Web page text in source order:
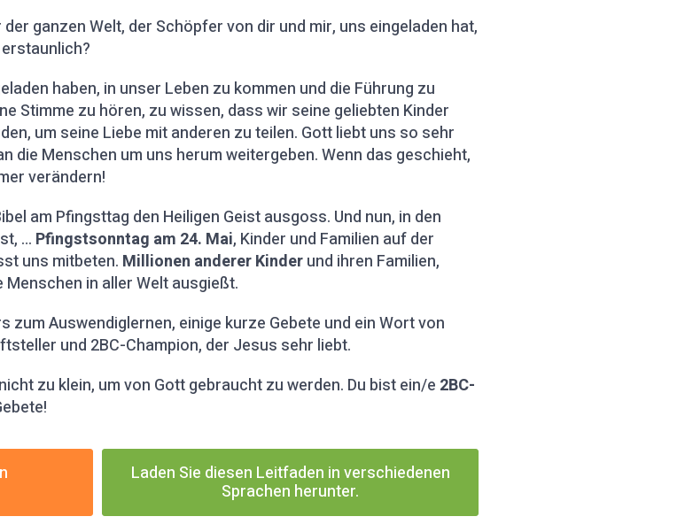
ganzen Welt, der Schöpfer von dir und mir, uns eingeladen hat,
haben, in unser Leben zu kommen und die Führung zu
Stimme zu hören, zu wissen, dass wir seine geliebten Kinder
um seine Liebe mit anderen zu teilen. Gott liebt uns so sehr
die Menschen um uns herum weitergeben. Wenn das geschieht,
verändern!
am Pfingsttag den Heiligen Geist ausgoss. Und nun, in den
… Pfingstsonntag am 24. Mai, Kinder und Familien auf der
uns mitbeten. Millionen anderer Kinderund ihren Familien,
in aller Welt ausgießt.
zum Auswendiglernen, einige kurze Gebete und ein Wort von
und 2BC-Champion, der Jesus sehr liebt.
zu klein, um von Gott gebraucht zu werden. Du bist ein/e 2BC-
Laden Sie diesen Leitfaden in verschiedenen
Sprachen herunter.